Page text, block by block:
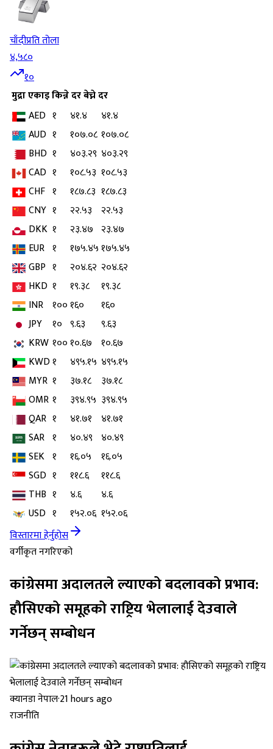
चाँदीप्रति तोला
४,५८०
१०
मुद्राएकाइकिन्ने दरबेच्ने दर
AED १ ४१.४
४१.४
AUD १ १०७.०८ १०७.०८
BHD १ ४०३.२९ ४०३.२९
CAD १ १०८.५३ १०८.५३
CHF १ १८७.८३ १८७.८३
CNY १ २२.५३
२२.५३
DKK १ २३.४७ २३.४७
EUR १ १७५.४५१७५.४५
GBP १ २०४.६२ २०४.६२
HKD १ १९.३८
१९.३८
INR १००१६०
१६०
JPY
१० ९.६३
९.६३
KRW १००१०.६७ १०.६७
KWD१ ४९५.१५ ४९५.१५
MYR १ ३७.१८
३७.१८
OMR १ ३९४.९५ ३९४.९५
QAR १ ४१.७१
४१.७१
SAR १ ४०.४९ ४०.४९
SEK १ १६.०५
१६.०५
SGD १ ११८.६
११८.६
THB १ ४.६
४.६
USD १ १५२.०६ १५२.०६
विस्तारमा हेर्नुहोस
वर्गीकृत नगरिएको
कांग्रेसमा अदालतले ल्याएको बदलावको प्रभाव:
हौसिएको समूहको राष्ट्रिय भेलालाई देउवाले
गर्नेछन् सम्बोधन
क्यानडा नेपाल·21 hours ago
राजनीति